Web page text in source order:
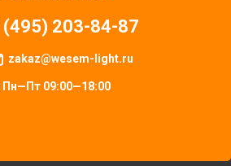
(495) 203-84-87
zakaz@wesem-light.ru
Пн—Пт 09:00—18:00